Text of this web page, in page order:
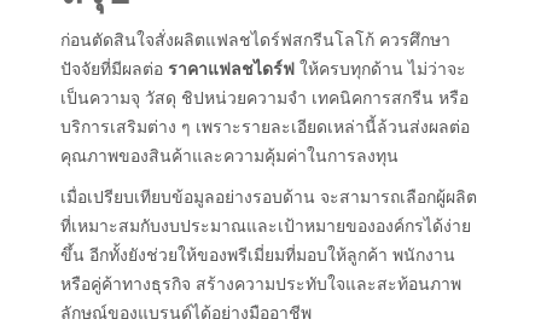
ก่อนตัดสินใจสั่งผลิตแฟลชไดร์ฟสกรีนโลโก้ ควรศึกษา
ปัจจัยที่มีผลต่อ ราคาแฟลชไดร์ฟ ให้ครบทุกด้าน ไม่ว่าจะ
เป็นความจุ วัสดุ ชิปหน่วยความจำ เทคนิคการสกรีน หรือ
บริการเสริมต่าง ๆ เพราะรายละเอียดเหล่านี้ล้วนส่งผลต่อ
คุณภาพของสินค้าและความคุ้มค่าในการลงทุน
เมื่อเปรียบเทียบข้อมูลอย่างรอบด้าน จะสามารถเลือกผู้ผลิต
ที่เหมาะสมกับงบประมาณและเป้าหมายขององค์กรได้ง่าย
ขึ้น อีกทั้งยังช่วยให้ของพรีเมี่ยมที่มอบให้ลูกค้า พนักงาน
หรือคู่ค้าทางธุรกิจ สร้างความประทับใจและสะท้อนภาพ
ลักษณ์ของแบรนด์ได้อย่างมืออาชีพ